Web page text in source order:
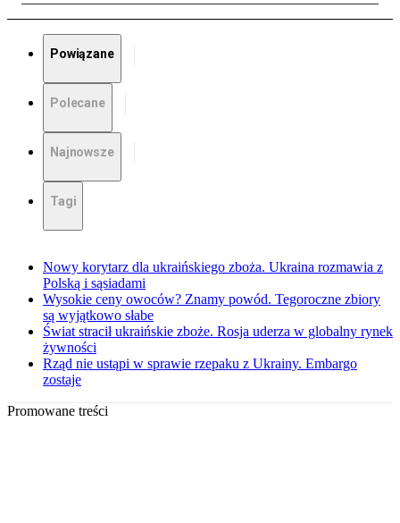
Powiązane
Polecane
Najnowsze
Tagi
Nowy korytarz dla ukraińskiego zboża. Ukraina rozmawia z
Polską i sąsiadami
Wysokie ceny owoców? Znamy powód. Tegoroczne zbiory
są wyjątkowo słabe
Świat stracił ukraińskie zboże. Rosja uderza w globalny rynek
żywności
Rząd nie ustąpi w sprawie rzepaku z Ukrainy. Embargo
zostaje
Promowane treści